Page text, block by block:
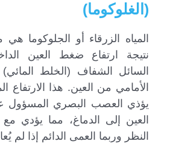
(الغلوكوما)
المياه الزرقاء أو الجلوكوما
نتيجة ارتفاع ضغط العين
السائل الشفاف (الخلط
الأمامي من العين. هذا
يؤذي العصب البصري المسؤول
العين إلى الدماغ، مما يؤدي
النظر وربما العمى الدائم إذا لم